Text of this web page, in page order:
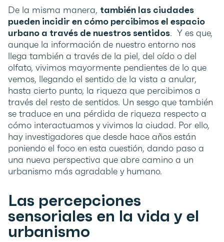
De la misma manera, también las ciudades
pueden incidir en cómo percibimos el espacio
urbano a través de nuestros sentidos. Y es que,
aunque la información de nuestro entorno nos
llega también a través de la piel, del oído o del
olfato, vivimos mayormente pendientes de lo que
vemos, llegando el sentido de la vista a anular,
hasta cierto punto, la riqueza que percibimos a
través del resto de sentidos. Un sesgo que también
se traduce en una pérdida de riqueza respecto a
cómo interactuamos y vivimos la ciudad. Por ello,
hay investigadores que desde hace años están
poniendo el foco en esta cuestión, dando paso a
una nueva perspectiva que abre camino a un
urbanismo más agradable y humano.
Las percepciones
sensoriales en la vida y el
urbanismo